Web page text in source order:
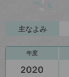
主なよみ
年度
2020